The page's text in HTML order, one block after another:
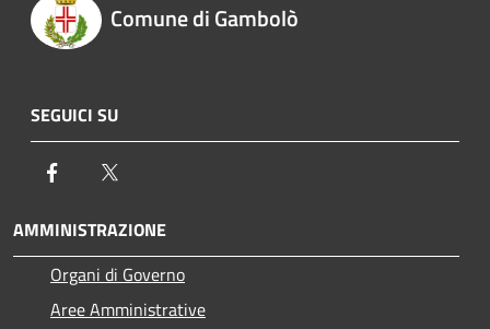
Comune di Gambolò
SEGUICI SU
Facebook
AMMINISTRAZIONE
Organi di Governo
Aree Amministrative